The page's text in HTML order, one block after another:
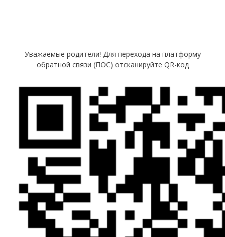
Уважаемые родители! Для перехода на платформу
обратной связи (ПОС) отсканируйте QR-код